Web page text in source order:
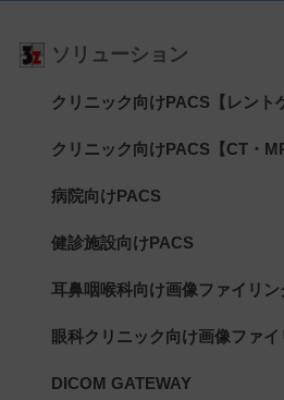
ソリューション
クリニック向けPACS【レント
クリニック向けPACS【CT・
病院向けPACS
健診施設向けPACS
耳鼻咽喉科向け画像ファイリン
眼科クリニック向け画像ファ
DICOM GATEWAY